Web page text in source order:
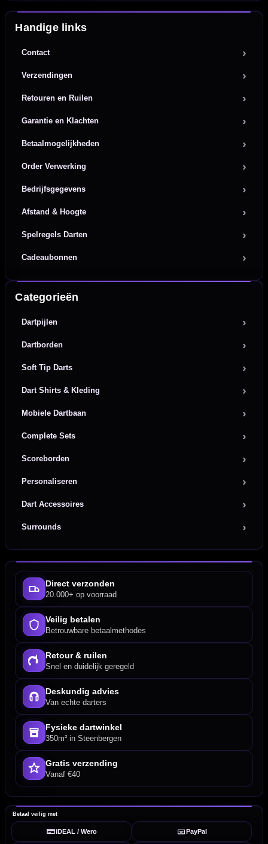
Handige links
Contact
Verzendingen
Retouren en Ruilen
Garantie en Klachten
Betaalmogelijkheden
Order Verwerking
Bedrijfsgegevens
Afstand & Hoogte
Spelregels Darten
Cadeaubonnen
Categorieën
Dartpijlen
Dartborden
Soft Tip Darts
Dart Shirts & Kleding
Mobiele Dartbaan
Complete Sets
Scoreborden
Personaliseren
Dart Accessoires
Surrounds
Direct verzonden
20.000+ op voorraad
Veilig betalen
Betrouwbare betaalmethodes
Retour & ruilen
Snel en duidelijk geregeld
Deskundig advies
Van echte darters
Fysieke dartwinkel
350m² in Steenbergen
Gratis verzending
Vanaf €40
Betaal veilig met
iDEAL / Wero PayPal